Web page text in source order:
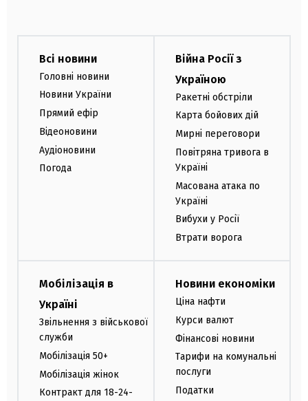
Всі новини
Головні новини
Новини України
Прямий ефір
Відеоновини
Аудіоновини
Погода
Війна Росії з
Україною
Ракетні обстріли
Карта бойових дій
Мирні переговори
Повітряна тривога в
Україні
Масована атака по
Україні
Вибухи у Росії
Втрати ворога
Мобілізація в
Україні
Звільнення з військової
служби
Мобілізація 50+
Мобілізація жінок
Контракт для 18-24-
Новини економіки
Ціна нафти
Курси валют
Фінансові новини
Тарифи на комунальні
послуги
Податки